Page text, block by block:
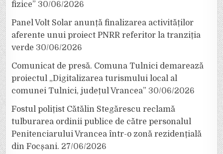
fizice” 30/06/2026
Panel Volt Solar anunță finalizarea activităților
aferente unui proiect PNRR referitor la tranziția
verde 30/06/2026
Comunicat de presă. Comuna Tulnici demarează
proiectul „Digitalizarea turismului local al
comunei Tulnici, județul Vrancea” 30/06/2026
Fostul polițist Cătălin Stegărescu reclamă
tulburarea ordinii publice de către personalul
Penitenciarului Vrancea într-o zonă rezidențială
din Focșani. 27/06/2026